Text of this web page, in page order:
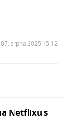
07. srpna 2025 15:12
Netflixu s